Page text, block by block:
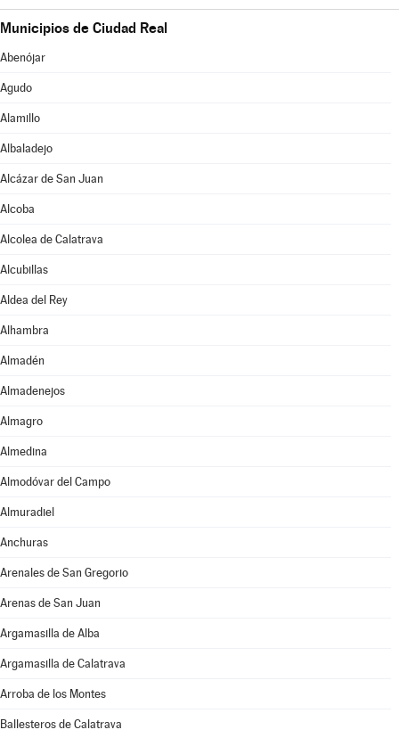
Municipios de Ciudad Real
Abenójar
Agudo
Alamillo
Albaladejo
Alcázar de San Juan
Alcoba
Alcolea de Calatrava
Alcubillas
Aldea del Rey
Alhambra
Almadén
Almadenejos
Almagro
Almedina
Almodóvar del Campo
Almuradiel
Anchuras
Arenales de San Gregorio
Arenas de San Juan
Argamasilla de Alba
Argamasilla de Calatrava
Arroba de los Montes
Ballesteros de Calatrava